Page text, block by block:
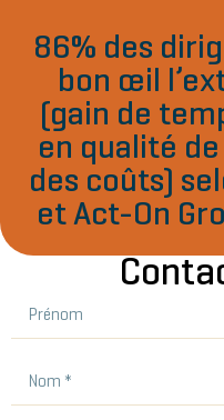
86% des
bon œil
(gain de
en qualité
des coûts)
et Act-On